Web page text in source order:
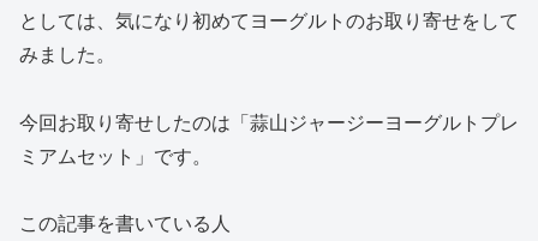
としては、気になり初めてヨーグルトのお取り寄せをして
みました。
今回お取り寄せしたのは「蒜山ジャージーヨーグルトプレ
ミアムセット」です。
この記事を書いている人